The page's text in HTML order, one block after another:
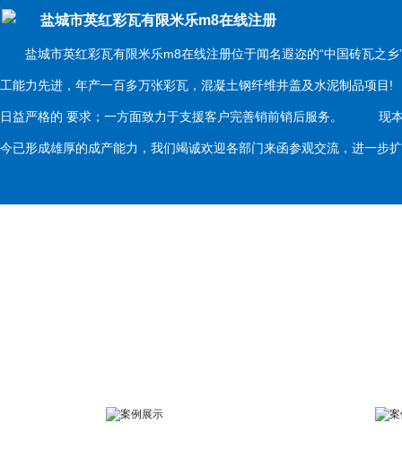
盐城市英红彩瓦有限米乐m8在线注册
盐城市英红彩瓦有限米乐m8在线注册位于闻名遐迩的“中国砖瓦之乡
工能力先进，年产一百多万张彩瓦，混凝土钢纤维井盖及水泥制品项
日益严格的 要求；一方面致力于支援客户完善销前销后服务。 现本
今已形成雄厚的成产能力，我们竭诚欢迎各部门来函参观交流，进一